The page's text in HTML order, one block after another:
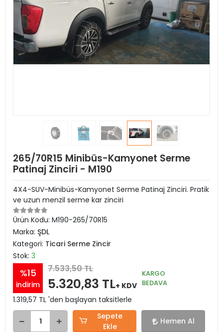
265/70R15 Minibüs-Kamyonet Serme
Patinaj Zinciri - M190
4X4-SUV-Minibüs-Kamyonet Serme Patinaj Zinciri. Pratik
ve uzun menzil serme kar zinciri
Ürün Kodu: M190-265/70R15
Marka: ŞDL
Kategori: Ticari Serme Zincir
Stok: 3
%15
indirim
7.533,50 TL
5.320,83 TL+ KDV
KARGO
BEDAVA
1.319,57 TL 'den başlayan taksitlerle
Sepete
Ekle
Hemen Al